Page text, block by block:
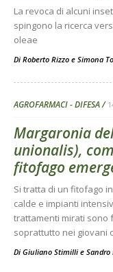
La revoca di alcuni
spingono la ricerca
oleae
Di Roberto Rizzo e Simona
AGROFARMACI - DIFESA
Margaronia
unionalis),
fitofago
Si tratta di un fitofago
calde e impianti
trattamenti mirati sono
soprattutto nei giovani
Di Giuliano Stimilli e Sandro